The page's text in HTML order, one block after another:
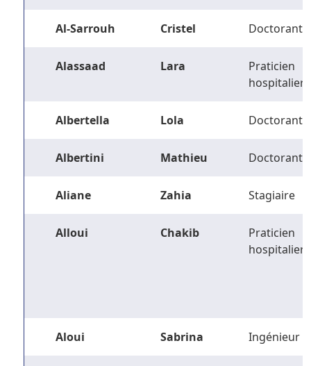
Al-Sarrouh Cristel Doctorant
Alassaad Lara
Praticien
hospitalier
Albertella Lola Doctorant
Albertini Mathieu Doctorant
Aliane Zahia Stagiaire
Alloui Chakib
Praticien
hospitalier
Aloui Sabrina Ingénieur